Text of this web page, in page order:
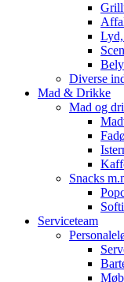
Diverse
Mad & Drikke
Mad og
Snacks
Serviceteam